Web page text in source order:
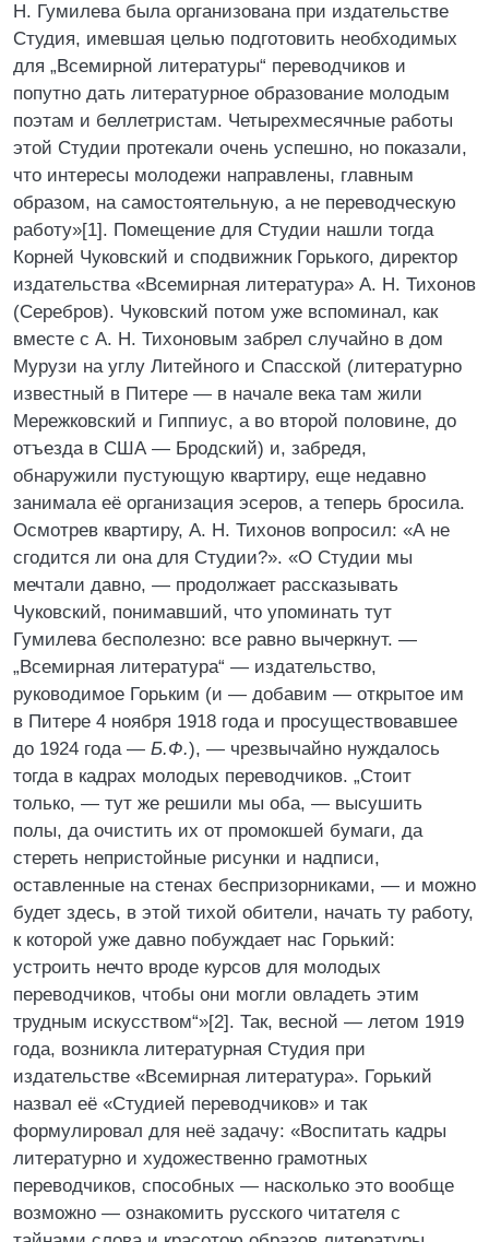
Н. Гумилева была организована при издательстве
Студия, имевшая целью подготовить необходимых
для „Всемирной литературы“ переводчиков и
попутно дать литературное образование молодым
поэтам и беллетристам. Четырехмесячные работы
этой Студии протекали очень успешно, но показали,
что интересы молодежи направлены, главным
образом, на самостоятельную, а не переводческую
работу»[1]. Помещение для Студии нашли тогда
Корней Чуковский и сподвижник Горького, директор
издательства «Всемирная литература» А. Н. Тихонов
(Серебров). Чуковский потом уже вспоминал, как
вместе с А. Н. Тихоновым забрел случайно в дом
Мурузи на углу Литейного и Спасской (литературно
известный в Питере — в начале века там жили
Мережковский и Гиппиус, а во второй половине, до
отъезда в США — Бродский) и, забредя,
обнаружили пустующую квартиру, еще недавно
занимала её организация эсеров, а теперь бросила.
Осмотрев квартиру, А. Н. Тихонов вопросил: «А не
сгодится ли она для Студии?». «О Студии мы
мечтали давно, — продолжает рассказывать
Чуковский, понимавший, что упоминать тут
Гумилева бесполезно: все равно вычеркнут. —
„Всемирная литература“ — издательство,
руководимое Горьким (и — добавим — открытое им
в Питере 4 ноября 1918 года и просуществовавшее
до 1924 года — Б.Ф.), — чрезвычайно нуждалось
тогда в кадрах молодых переводчиков. „Стоит
только, — тут же решили мы оба, — высушить
полы, да очистить их от промокшей бумаги, да
стереть непристойные рисунки и надписи,
оставленные на стенах беспризорниками, — и можно
будет здесь, в этой тихой обители, начать ту работу,
к которой уже давно побуждает нас Горький:
устроить нечто вроде курсов для молодых
переводчиков, чтобы они могли овладеть этим
трудным искусством“»[2]. Так, весной — летом 1919
года, возникла литературная Студия при
издательстве «Всемирная литература». Горький
назвал её «Студией переводчиков» и так
формулировал для неё задачу: «Воспитать кадры
литературно и художественно грамотных
переводчиков, способных — насколько это вообще
возможно — ознакомить русского читателя с